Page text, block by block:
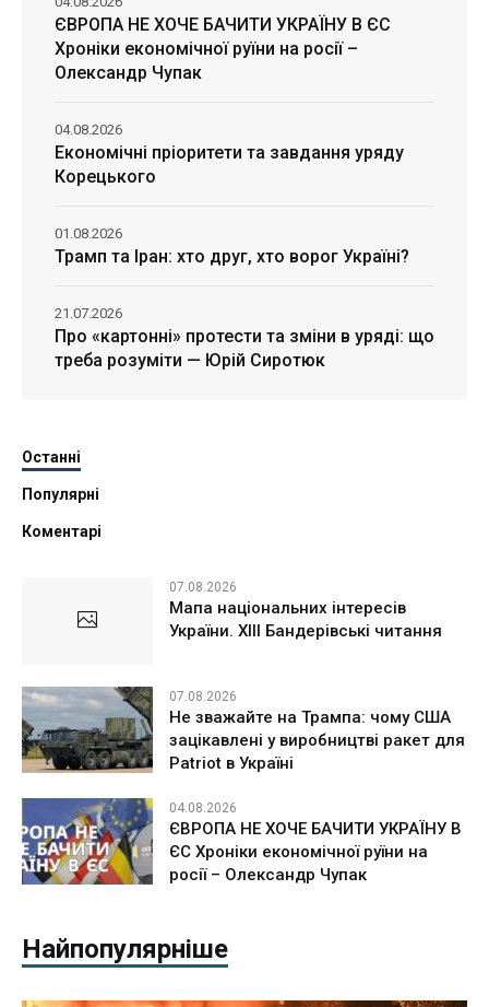
ЄВРОПА НЕ ХОЧЕ БАЧИТИ УКРАЇНУ В ЄС
Хроніки економічної руїни на росії –
Олександр Чупак
Економічні пріоритети та завдання уряду
Корецького
04.08.2026
Трамп та Іран: хто друг, хто ворог Україні?
01.08.2026
Про «картонні» протести та зміни в уряді: що
треба розуміти — Юрій Сиротюк
21.07.2026
Останні
Популярні
Коментарі
07.08.2026
Мапа національних інтересів
України. ХІІІ Бандерівські читання
07.08.2026
Не зважайте на Трампа: чому США
зацікавлені у виробництві ракет для
Patriot в Україні
04.08.2026
ЄВРОПА НЕ ХОЧЕ БАЧИТИ УКРАЇНУ В
ЄС Хроніки економічної руїни на
росії – Олександр Чупак
Найпопулярніше